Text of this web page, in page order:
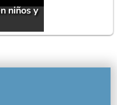
niños y